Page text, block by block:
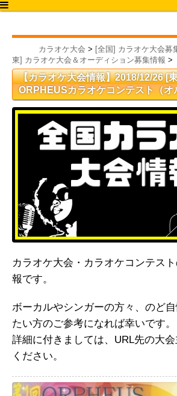
カラオケ大会 > [全国] カラオケ大会募
東] カラオケ大会＆オーディション募集情報 >
【カラオケ大会情報】2018/12/26 [
ORPHEUSカラオケコンテスト（オ
カラオケ大会・カラオケコンテス
報です。
ボーカルやシンガーの方々、のど
たい方のご参考になれば幸いです。
詳細に付きましては、URL先の大
ください。